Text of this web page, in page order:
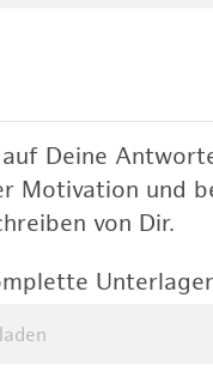
Deine
Motivation und
von Dir.